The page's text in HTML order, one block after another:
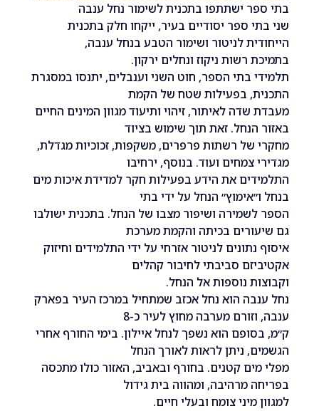
ישתתפו בתכנית לשימור נחל ענבה
ספר יסודיים בעיר, ייקחו חלק בתכנית
לניטור ושימור הטבע בנחל ענבה,
רשות ניקוז ונחלים ירקון.
בתי הספר, חוט השני וענבלים, יתנסו במסגרת
בפעילות שטח של הקמת
לאיתור, זיהוי ותיעוד מגוון המינים החיים
הנחל. זאת תוך שימוש בציוד
של רשתות פרפרים, משקפות, זכוכיות מגדלת,
צמחים ועוד. בנוסף, ירחיבו
את הידע בפעילות חקר למדידת איכות מים
הנחל על ידי בתי
ושיפור מצבו של הנחל. בתכנית ישולבו
בכיתה והקמת מערכת
לניטור אזרחי על ידי התלמידים וחיזוק
סביבתי לחיבור קהלים
נוספות אל הנחל.
הוא נחל אכזב שמתחיל במרכז העיר בפארק
מערבה מחוץ לעיר כ-8
הוא נשפך לנחל איילון. בימי החורף אחרי
ניתן לראות לאורך הנחל
קטנים. בחורף ובאביב, האזור כולו מתכסה
מרהיבה, ומהווה בית גידול
מיני צומח ובעלי חיים.